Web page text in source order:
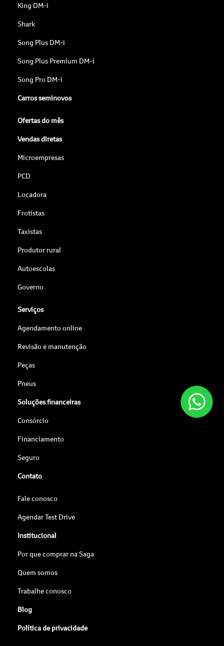
King DM-i
Shark
Song Plus DM-i
Song Plus Premium DM-i
Song Pro DM-i
Carros seminovos
Ofertas do mês
Vendas diretas
Microempresas
PCD
Locadora
Frotistas
Taxistas
Produtor rural
Autoescolas
Governo
Serviços
Agendamento online
Revisão e manutenção
Peças
Pneus
Soluções financeiras
Consórcio
Financiamento
Seguro
Contato
Fale conosco
Agendar Test Drive
Institucional
Por que comprar na Saga
Quem somos
Trabalhe conosco
Blog
Política de privacidade